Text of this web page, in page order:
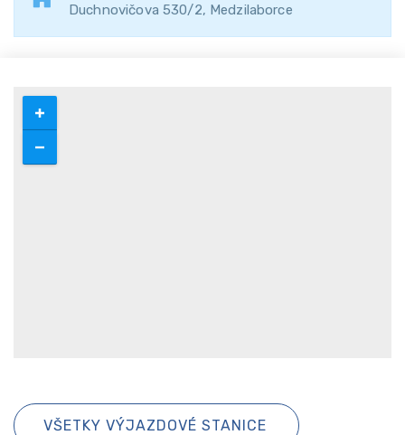
Duchnovičova 530/2, Medzilaborce
VŠETKY VÝJAZDOVÉ STANICE